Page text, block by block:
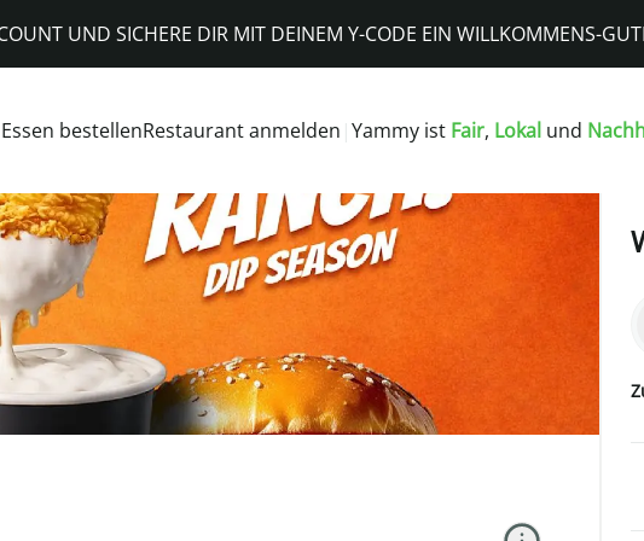
UND SICHERE DIR MIT DEINEM Y-CODE EIN WILLKOMMENS-
Essen bestellenRestaurant anmelden |Yammy ist Fair, Lokal und